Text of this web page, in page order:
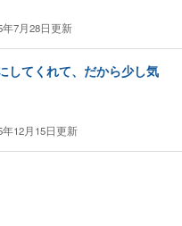
年7月28日更新
してくれて、だから少し気
年12月15日更新